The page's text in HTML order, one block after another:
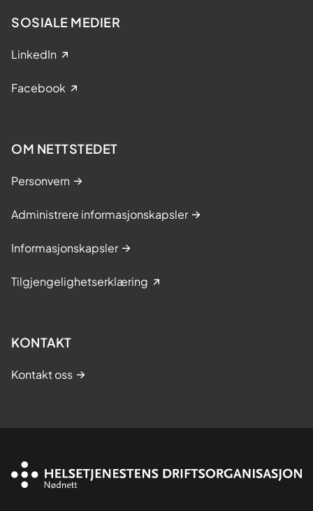
SOSIALE MEDIER
LinkedIn
Facebook
OM NETTSTEDET
Personvern
Administrere informasjonskapsler
Informasjonskapsler
Tilgjengelighetserklæring
KONTAKT
Kontakt oss